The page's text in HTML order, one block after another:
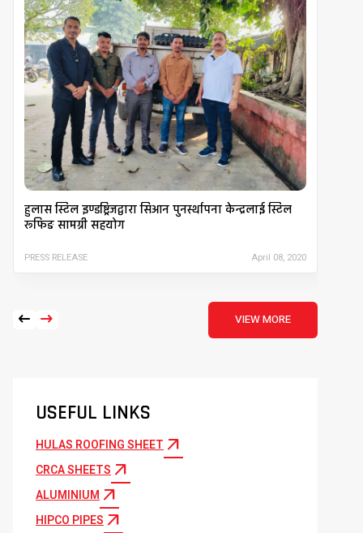
हुलास स्टिल इण्डष्ट्रिजद्वारा सिआन पुनर्स्थापना केन्द्रलाई स्टिल
रूफिङ सामग्री सहयोग
PRESS RELEASE April 08, 2020
arrow_left_alt arrow_right_alt VIEW MORE
USEFUL LINKS
HULAS ROOFING SHEET arrow_outward
CRCA SHEETS arrow_outward
ALUMINIUM arrow_outward
HIPCO PIPES arrow_outward